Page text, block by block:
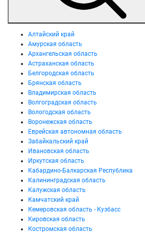
Алтайский край
Амурская область
Архангельская область
Астраханская область
Белгородская область
Брянская область
Владимирская область
Волгоградская область
Вологодская область
Воронежская область
Еврейская автономная область
Забайкальский край
Ивановская область
Иркутская область
Кабардино-Балкарская Республика
Калининградская область
Калужская область
Камчатский край
Кемеровская область - Кузбасс
Кировская область
Костромская область